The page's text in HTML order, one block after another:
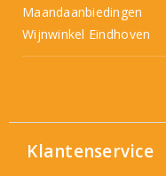
Maandaanbiedingen
Wijnwinkel Eindhoven
Klantenservice